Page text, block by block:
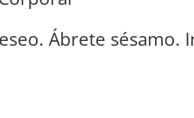
Ábrete sésamo.